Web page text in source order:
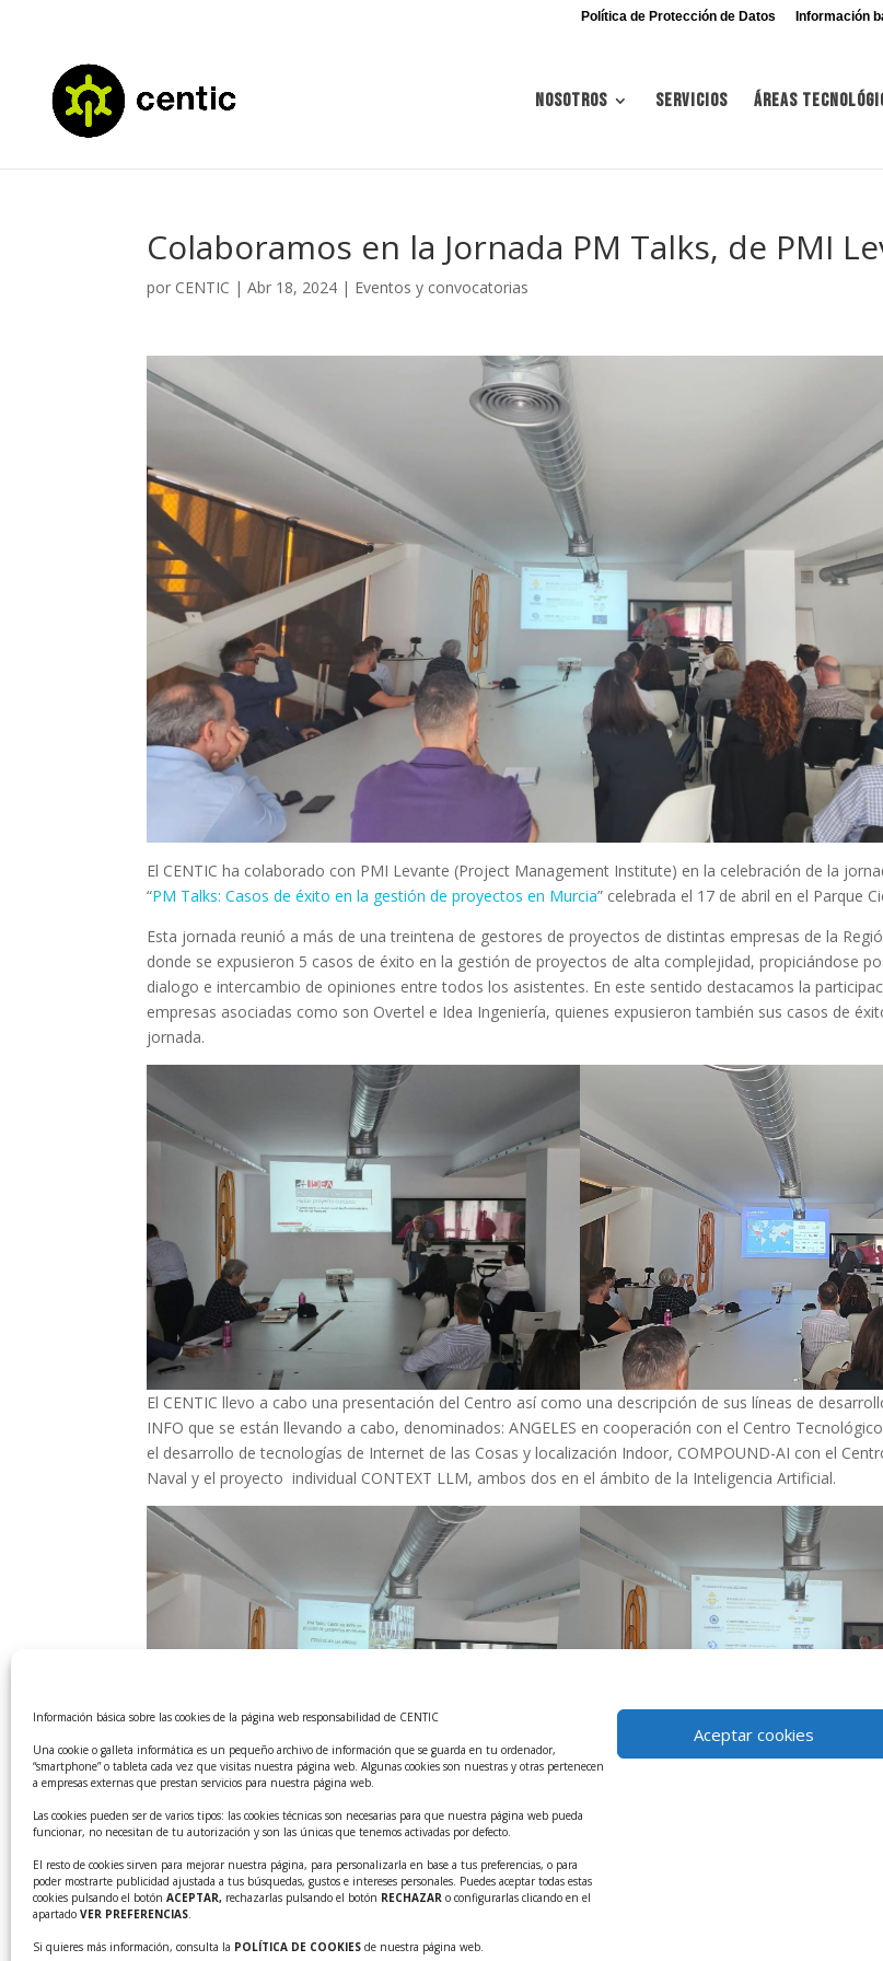
Información básica sobre las cookies de la página web responsabilidad de CENTIC
Una cookie o galleta informática es un pequeño archivo de información que se guarda en tu ordenador,
“smartphone” o tableta cada vez que visitas nuestra página web. Algunas cookies son nuestras y otras pertenecen
a empresas externas que prestan servicios para nuestra página web.
Las cookies pueden ser de varios tipos: las cookies técnicas son necesarias para que nuestra página web pueda
funcionar, no necesitan de tu autorización y son las únicas que tenemos activadas por defecto.
El resto de cookies sirven para mejorar nuestra página, para personalizarla en base a tus preferencias, o para
poder mostrarte publicidad ajustada a tus búsquedas, gustos e intereses personales. Puedes aceptar todas estas
cookies pulsando el botón ACEPTAR, rechazarlas pulsando el botón RECHAZAR o configurarlas clicando en el
apartado VER PREFERENCIAS.
Si quieres más información, consulta la POLÍTICA DE COOKIES de nuestra página web.
Aceptar cookies
Política de Protección de Datos Información
Nosotros Servicios Áreas
Colaboramos en la Jornada PM Talks, de PMI
por CENTIC |Abr 18, 2024 | Eventos y convocatorias
El CENTIC ha colaborado con PMI Levante (Project Management Institute) en la celebración de la
“PM Talks: Casos de éxito en la gestión de proyectos en Murcia” celebrada el 17 de abril en el Parque
Esta jornada reunió a más de una treintena de gestores de proyectos de distintas empresas de la
donde se expusieron 5 casos de éxito en la gestión de proyectos de alta complejidad, propiciándose
dialogo e intercambio de opiniones entre todos los asistentes. En este sentido destacamos la
empresas asociadas como son Overtel e Idea Ingeniería, quienes expusieron también sus casos de
jornada.
El CENTIC llevo a cabo una presentación del Centro así como una descripción de sus líneas de
INFO que se están llevando a cabo, denominados: ANGELES en cooperación con el Centro
el desarrollo de tecnologías de Internet de las Cosas y localización Indoor, COMPOUND-AI con el
Naval y el proyecto individual CONTEXT LLM, ambos dos en el ámbito de la Inteligencia Artificial.
Estos proyectos están cofinanciados con Fondos FEDER de la CARM y RIS4MUR.
Agradecemos a PMI levante en contar con CENTIC para esta interesante iniciativa.